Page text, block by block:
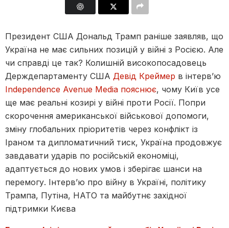
Президент США Дональд Трамп раніше заявляв, що
Україна не має сильних позицій у війні з Росією. Але
чи справді це так? Колишній високопосадовець
Держдепартаменту США Девід Креймер в інтерв’ю
Independence Avenue Media пояснює, чому Київ усе
ще має реальні козирі у війні проти Росії. Попри
скорочення американської військової допомоги,
зміну глобальних пріоритетів через конфлікт із
Іраном та дипломатичний тиск, Україна продовжує
завдавати ударів по російській економіці,
адаптується до нових умов і зберігає шанси на
перемогу. Інтерв’ю про війну в Україні, політику
Трампа, Путіна, НАТО та майбутнє західної
підтримки Києва